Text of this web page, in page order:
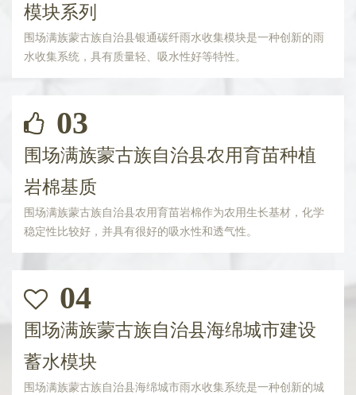
模块系列
围场满族蒙古族自治县银通碳纤雨水收集模块是一种创新的雨
水收集系统，具有质量轻、吸水性好等特性。
03
围场满族蒙古族自治县农用育苗种植
岩棉基质
围场满族蒙古族自治县农用育苗岩棉作为农用生长基材，化学
稳定性比较好，并具有很好的吸水性和透气性。
04
围场满族蒙古族自治县海绵城市建设
蓄水模块
围场满族蒙古族自治县海绵城市雨水收集系统是一种创新的城